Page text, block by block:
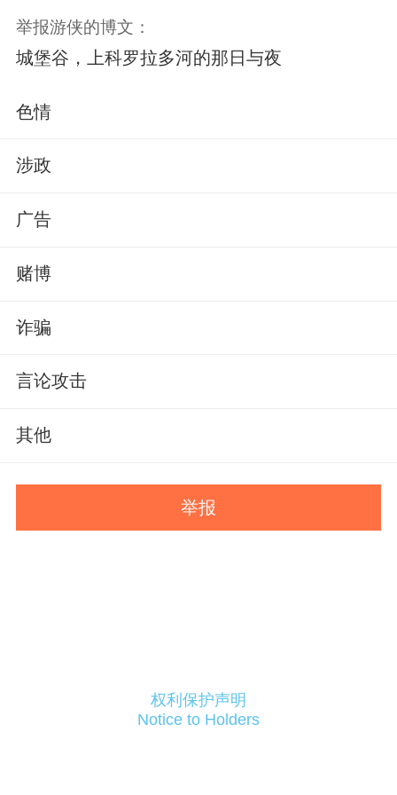
举报游侠的博文：
城堡谷，上科罗拉多河的那日与夜
色情
涉政
广告
赌博
诈骗
言论攻击
其他
举报
权利保护声明
Notice to Holders